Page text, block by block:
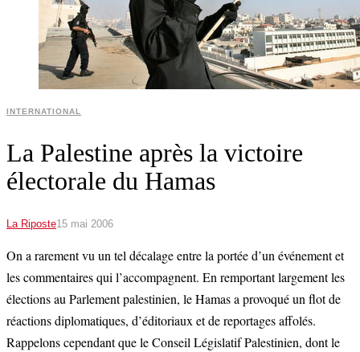
INTERNATIONAL
La Palestine après la victoire
électorale du Hamas
La Riposte15 mai 2006
On a rarement vu un tel décalage entre la portée d’un événement et
les commentaires qui l’accompagnent. En remportant largement les
élections au Parlement palestinien, le Hamas a provoqué un flot de
réactions diplomatiques, d’éditoriaux et de reportages affolés.
Rappelons cependant que le Conseil Législatif Palestinien, dont le